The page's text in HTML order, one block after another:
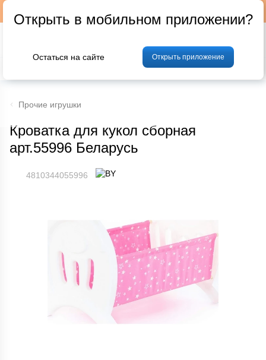
Фрукты и овощи Мясо Птица
Прочие игрушки
Кроватка для кукол сборная
арт.55996 Беларусь
4810344055996
Открыть в мобильном приложении?
Остаться на сайте Открыть приложение